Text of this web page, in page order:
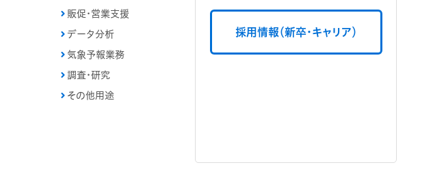
販促・営業支援
データ分析
気象予報業務
調査・研究
その他用途
採用情報（新卒・キャリア）